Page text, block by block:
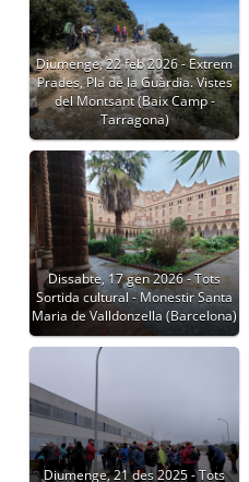
Diumenge, 22 feb 2026 - Extrem
Prades, Pla de la Guàrdia. Vistes
del Montsant (Baix Camp -
Tarragona)
Dissabte, 17 gen 2026 - Tots
Sortida cultural - Monestir Santa
Maria de Valldonzella (Barcelona)
Diumenge, 21 des 2025 - Tots